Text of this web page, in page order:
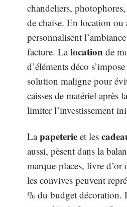
chandeliers,
de chaise. En location ou
personnalisent
facture. Lalocation de
d’éléments déco
solution maligne pour
caisses de matériel après
limiter l’investissement
Lapapeterie et les
aussi, pèsent dans la
marque-places, livre d’or
les convives peuvent
% du budget décoration.